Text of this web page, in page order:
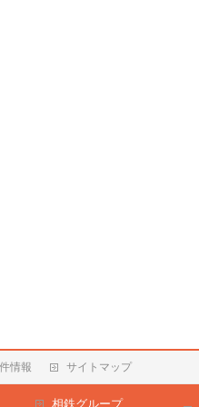
情報 サイトマップ
相鉄グループ